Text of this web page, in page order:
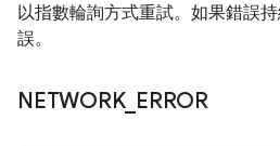
以指數輪詢方式重試。如果錯誤
誤。
NETWORK_ ERROR